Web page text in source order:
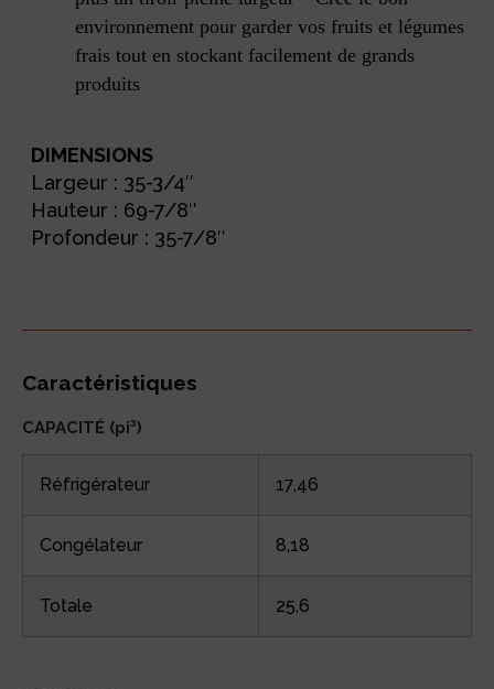
environnement pour garder vos fruits et légumes
frais tout en stockant facilement de grands
produits
DIMENSIONS
Largeur : 35-3/4″
Hauteur : 69-7/8″
Profondeur : 35-7/8″
Caractéristiques
CAPACITÉ (pi³)
Réfrigérateur 17,46
Congélateur 8,18
Totale 25,6